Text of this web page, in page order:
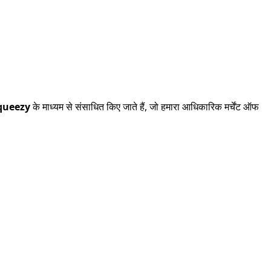
के माध्यम से संसाधित किए जाते हैं, जो हमारा आधिकारिक मर्चेंट ऑफ